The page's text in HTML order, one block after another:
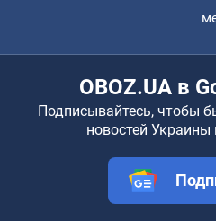
OBOZ.UA в
Подписывайтесь, чтобы
новостей Украины